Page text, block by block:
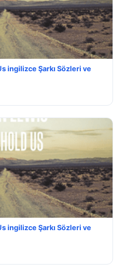
ingilizce Şarkı Sözleri ve
ingilizce Şarkı Sözleri ve